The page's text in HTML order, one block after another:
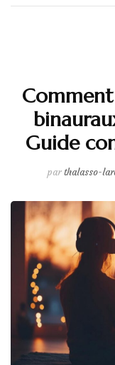
Comment
Guide
parthalasso-